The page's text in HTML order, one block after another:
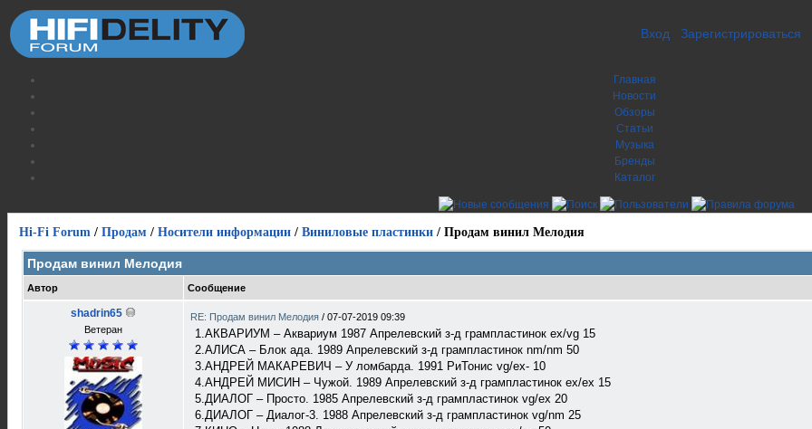
Вход Зарегистрироваться
Главная
Новости
Обзоры
Статьи
Музыка
Бренды
Каталог
Hi-Fi Forum / Продам / Носители информации / Виниловые пластинки / Продам винил Мелодия
Продам винил Мелодия
Автор Сообщение
shadrin65
Ветеран
RE: Продам винил Мелодия / 07-07-2019 09:39
1.АКВАРИУМ – Аквариум 1987 Апрелевский з-д грампластинок ex/vg 15
2.АЛИСА – Блок ада. 1989 Апрелевский з-д грампластинок nm/nm 50
3.АНДРЕЙ МАКАРЕВИЧ – У ломбарда. 1991 РиТонис vg/ex- 10
4.АНДРЕЙ МИСИН – Чужой. 1989 Апрелевский з-д грампластинок ex/ex 15
5.ДИАЛОГ – Просто. 1985 Апрелевский з-д грампластинок vg/ех 20
6.ДИАЛОГ – Диалог-3. 1988 Апрелевский з-д грампластинок vg/nm 25